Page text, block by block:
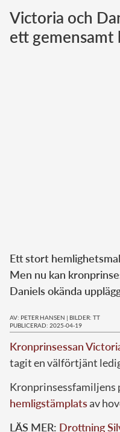
Victoria och
ett gemensamt
Ett stort
Men nu kan
Daniels okända
AV: PETER HANSEN | BILDER: TT
PUBLICERAD: 2025-04-19
Kronprinsessan
tagit en välförtjänt
Kronprinsessfamiljens
hemligstämplatsav
LÄS MER: Drottning